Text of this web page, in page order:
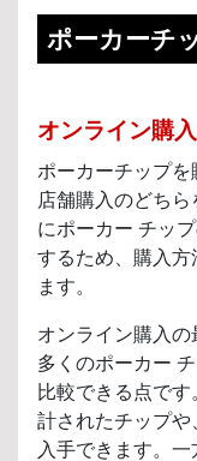
ポーカーチ
オンライン購
ポーカーチップ
店舗購入のどち
にポーカー チッ
するため、購入方
ます。
オンライン購入
多くのポーカー
比較できる点で
計されたチップや
入手できます。